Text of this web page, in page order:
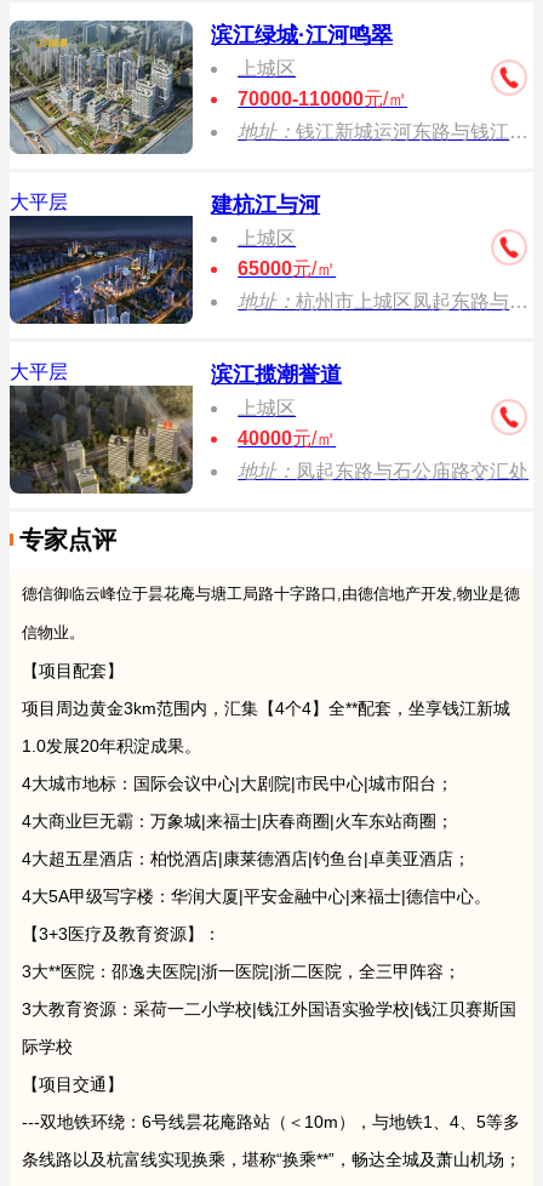
滨江绿城·江河鸣翠
上城区
70000-110000元/㎡
地址：钱江新城运河东路与钱江路交叉口
大平层 建杭江与河
上城区
65000元/㎡
地址：杭州市上城区凤起东路与运河东路交汇口
大平层 滨江揽潮誉道
上城区
40000元/㎡
地址： 凤起东路与石公庙路交汇处
专家点评
德信御临云峰位于昙花庵与塘工局路十字路口,由德信地产开发,物业是德
信物业。
【项目配套】
项目周边黄金3km范围内，汇集【4个4】全**配套，坐享钱江新城
1.0发展20年积淀成果。
4大城市地标：国际会议中心|大剧院|市民中心|城市阳台；
4大商业巨无霸：万象城|来福士|庆春商圈|火车东站商圈；
4大超五星酒店：柏悦酒店|康莱德酒店|钓鱼台|卓美亚酒店；
4大5A甲级写字楼：华润大厦|平安金融中心|来福士|德信中心。
【3+3医疗及教育资源】：
3大**医院：邵逸夫医院|浙一医院|浙二医院，全三甲阵容；
3大教育资源：采荷一二小学校|钱江外国语实验学校|钱江贝赛斯国
际学校
【项目交通】
---双地铁环绕：6号线昙花庵路站（＜10m），与地铁1、4、5等多
条线路以及杭富线实现换乘，堪称“换乘**”，畅达全城及萧山机场；